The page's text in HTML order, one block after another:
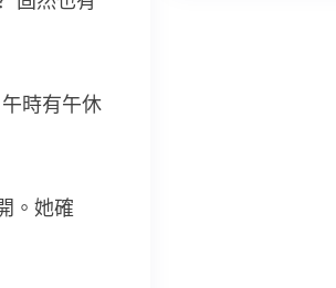
時有午休
。她確